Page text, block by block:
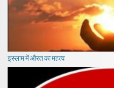
इस्लाम में औरत का महत्व